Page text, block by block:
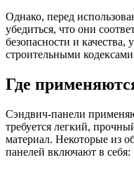
Однако, перед
убедиться, что они
безопасности и
строительными
Где
Сэндвич-панели
требуется легкий,
материал. Некоторые из
панелей включают в себя: